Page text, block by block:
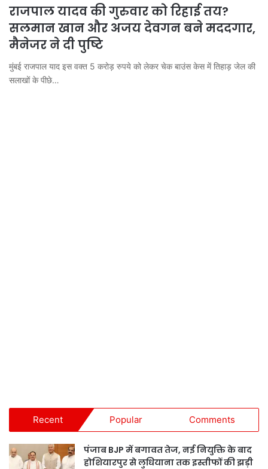
राजपाल यादव की गुरुवार को रिहाई तय?
सलमान खान और अजय देवगन बने मददगार,
मैनेजर ने दी पुष्टि
मुंबई राजपाल याद इस वक्त 5 करोड़ रुपये को लेकर चेक बाउंस केस में तिहाड़ जेल की
सलाखों के पीछे…
Recent Popular Comments
पंजाब BJP में बगावत तेज, नई नियुक्ति के बाद
होशियारपुर से लुधियाना तक इस्तीफों की झड़ी